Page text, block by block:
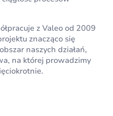
z Valeo od 2009
znacząco się
naszych działań,
na której prowadzimy